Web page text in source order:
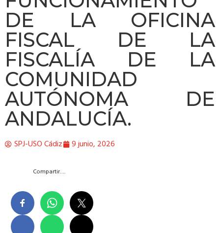
DE LA OFICINA
FISCAL DE LA
FISCALÍA DE LA
COMUNIDAD
AUTÓNOMA DE
ANDALUCÍA.
SPJ-USO Cádiz 9 junio, 2026
Compartir….